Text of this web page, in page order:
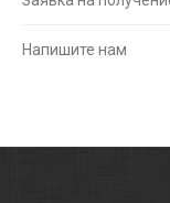
Напишите нам